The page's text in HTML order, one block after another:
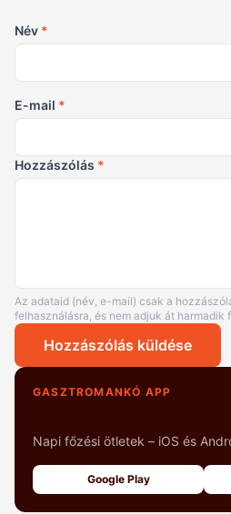
Név *
E-mail *
Hozzászólás *
Az adataid (név, e-mail) csak a
felhasználásra, és nem adjuk át harmadik
Hozzászólás küldése
GASZTROMANKÓ APP
Napi főzési ötletek – iOS és
Google Play